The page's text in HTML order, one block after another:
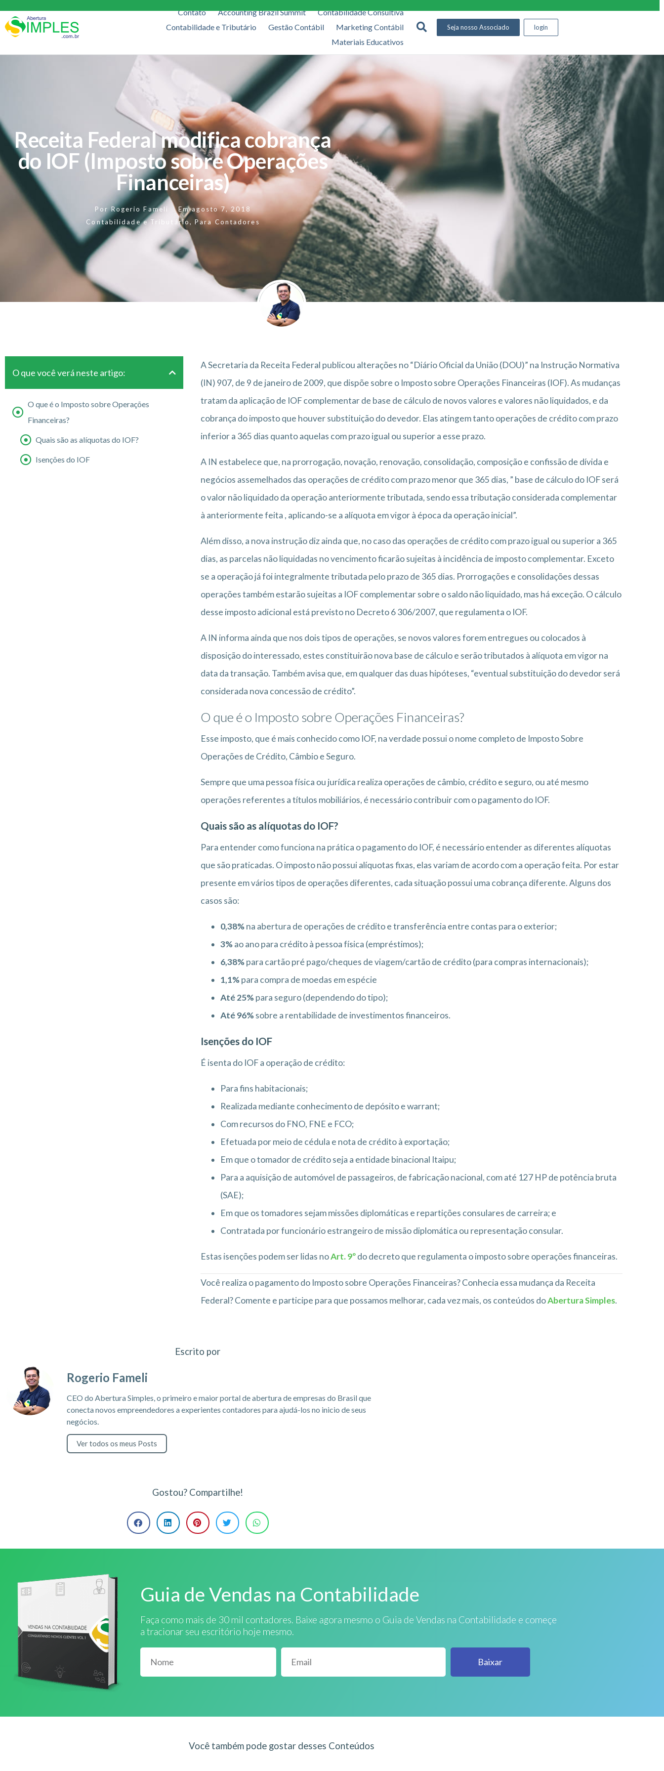
Contato Accounting Brazil Summit
Contabilidade Consultiva
Contabilidade e Tributário
Gestão Contábil
Marketing Contábil
Materiais Educativos
Seja nosso Associado login
Receita Federal modifica cobrança
do IOF (Imposto sobre Operações
Financeiras)
PorRogerio Fameli Em agosto 7, 2018
Contabilidade e Tributário,Para Contadores
O que você verá neste artigo:
O que é o Imposto sobre Operações
Financeiras?
Quais são as alíquotas do IOF?
Isenções do IOF
A Secretaria da Receita Federal publicou alterações no “Diário Oficial da União (DOU)” na Instrução Normativa
(IN) 907, de 9 de janeiro de 2009, que dispõe sobre o Imposto sobre Operações Financeiras (IOF). As mudanças
tratam da aplicação de IOF complementar de base de cálculo de novos valores e valores não liquidados, e da
cobrança do imposto que houver substituição do devedor. Elas atingem tanto operações de crédito com prazo
inferior a 365 dias quanto aquelas com prazo igual ou superior a esse prazo.
A IN estabelece que, na prorrogação, novação, renovação, consolidação, composição e confissão de dívida e
negócios assemelhados das operações de crédito com prazo menor que 365 dias, ” base de cálculo do IOF será
o valor não liquidado da operação anteriormente tributada, sendo essa tributação considerada complementar
à anteriormente feita , aplicando-se a alíquota em vigor à época da operação inicial”.
Além disso, a nova instrução diz ainda que, no caso das operações de crédito com prazo igual ou superior a 365
dias, as parcelas não liquidadas no vencimento ficarão sujeitas à incidência de imposto complementar. Exceto
se a operação já foi integralmente tributada pelo prazo de 365 dias. Prorrogações e consolidações dessas
operações também estarão sujeitas a IOF complementar sobre o saldo não liquidado, mas há exceção. O cálculo
desse imposto adicional está previsto no Decreto 6 306/2007, que regulamenta o IOF.
A IN informa ainda que nos dois tipos de operações, se novos valores forem entregues ou colocados à
disposição do interessado, estes constituirão nova base de cálculo e serão tributados à alíquota em vigor na
data da transação. Também avisa que, em qualquer das duas hipóteses, “eventual substituição do devedor será
considerada nova concessão de crédito”.
O que é o Imposto sobre Operações Financeiras?
Esse imposto, que é mais conhecido como IOF, na verdade possui o nome completo de Imposto Sobre
Operações de Crédito, Câmbio e Seguro.
Sempre que uma pessoa física ou jurídica realiza operações de câmbio, crédito e seguro, ou até mesmo
operações referentes a títulos mobiliários, é necessário contribuir com o pagamento do IOF.
Quais são as alíquotas do IOF?
Para entender como funciona na prática o pagamento do IOF, é necessário entender as diferentes alíquotas
que são praticadas. O imposto não possui alíquotas fixas, elas variam de acordo com a operação feita. Por estar
presente em vários tipos de operações diferentes, cada situação possui uma cobrança diferente. Alguns dos
casos são:
0,38%na abertura de operações de crédito e transferência entre contas para o exterior;
3%ao ano para crédito à pessoa física (empréstimos);
6,38%para cartão pré pago/cheques de viagem/cartão de crédito (para compras internacionais);
1,1%para compra de moedas em espécie
Até 25%para seguro (dependendo do tipo);
Até 96%sobre a rentabilidade de investimentos financeiros.
Isenções do IOF
É isenta do IOF a operação de crédito:
Para fins habitacionais;
Realizada mediante conhecimento de depósito e warrant;
Com recursos do FNO, FNE e FCO;
Efetuada por meio de cédula e nota de crédito à exportação;
Em que o tomador de crédito seja a entidade binacional Itaipu;
Para a aquisição de automóvel de passageiros, de fabricação nacional, com até 127 HP de potência bruta
(SAE);
Em que os tomadores sejam missões diplomáticas e repartições consulares de carreira; e
Contratada por funcionário estrangeiro de missão diplomática ou representação consular.
Estas isenções podem ser lidas noArt. 9ºdo decreto que regulamenta o imposto sobre operações financeiras.
Você realiza o pagamento do Imposto sobre Operações Financeiras? Conhecia essa mudança da Receita
Federal? Comente e participe para que possamos melhorar, cada vez mais, os conteúdos doAbertura Simples.
Escrito por
Rogerio Fameli
CEO do Abertura Simples, o primeiro e maior portal de abertura de empresas do Brasil que
conecta novos empreendedores a experientes contadores para ajudá-los no inicio de seus
negócios.
Ver todos os meus Posts
Gostou? Compartilhe!
Guia de Vendas na Contabilidade
Faça como mais de 30 mil contadores. Baixe agora mesmo o Guia de Vendas na Contabilidade e começe
a tracionar seu escritório hoje mesmo.
Baixar
Você também pode gostar desses Conteúdos